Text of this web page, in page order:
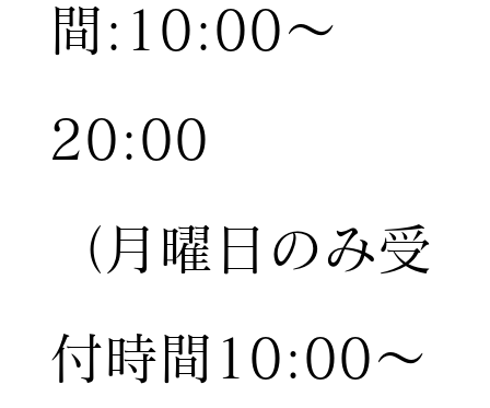
間:10:00〜
20:00
（月曜日のみ受
付時間10:00〜